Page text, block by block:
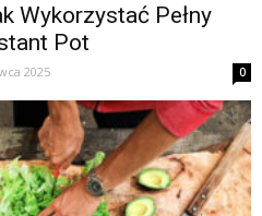
Wykorzystać Pełny
Pot
2025 0